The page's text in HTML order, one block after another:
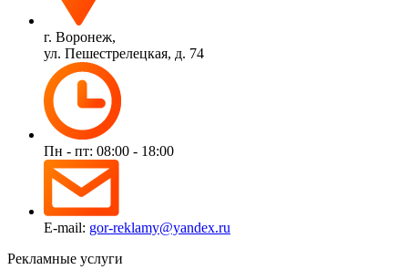
г. Воронеж,
ул. Пешестрелецкая, д. 74
Пн - пт: 08:00 - 18:00
E-mail: gor-reklamy@yandex.ru
Рекламные услуги